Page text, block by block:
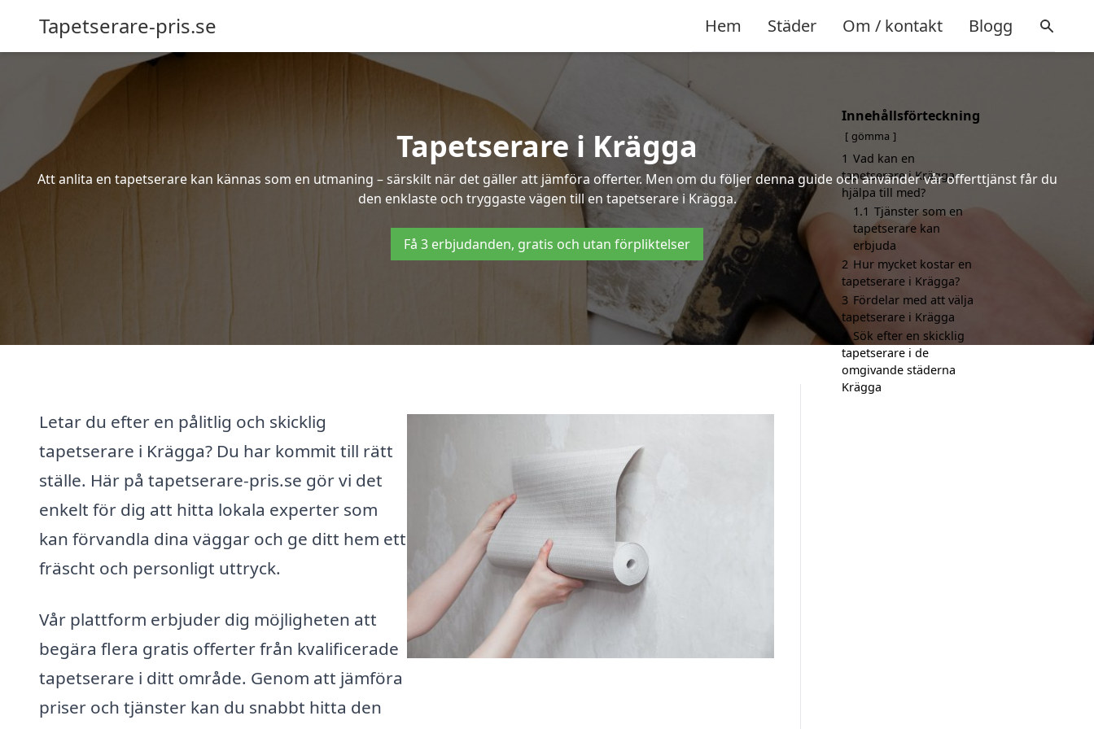
Tapetserare-pris.se Hem Städer Om / kontakt Blogg
Tapetserare i Krägga
Att anlita en tapetserare kan kännas som en utmaning – särskilt när det gäller att jämföra offerter. Men om du följer denna guide och använder vår offerttjänst får du
den enklaste och tryggaste vägen till en tapetserare i Krägga.
Få 3 erbjudanden, gratis och utan förpliktelser
Letar du efter en pålitlig och skicklig
tapetserare i Krägga? Du har kommit till rätt
ställe. Här på tapetserare-pris.se gör vi det
enkelt för dig att hitta lokala experter som
kan förvandla dina väggar och ge ditt hem ett
fräscht och personligt uttryck.
Vår plattform erbjuder dig möjligheten att
begära flera gratis offerter från kvalificerade
tapetserare i ditt område. Genom att jämföra
priser och tjänster kan du snabbt hitta den
Innehållsförteckning
gömma
1 Vad kan en
tapetserare i Krägga
hjälpa till med?
1.1 Tjänster som en
tapetserare kan
erbjuda
2 Hur mycket kostar en
tapetserare i Krägga?
3 Fördelar med att välja
tapetserare i Krägga
4 Sök efter en skicklig
tapetserare i de
omgivande städerna
Krägga